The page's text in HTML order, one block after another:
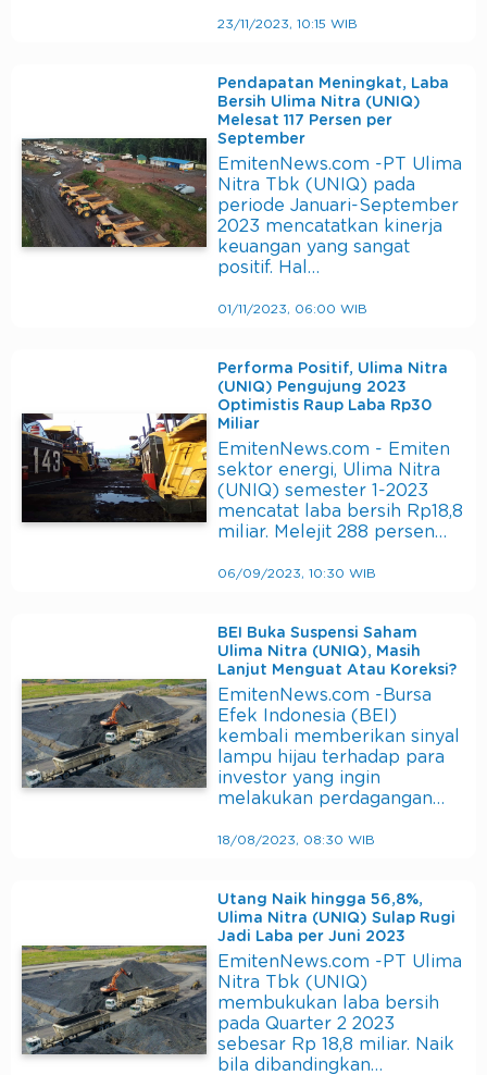
23/11/2023, 10:15 WIB
Pendapatan Meningkat, Laba
Bersih Ulima Nitra (UNIQ)
Melesat 117 Persen per
September
EmitenNews.com -PT Ulima
Nitra Tbk (UNIQ) pada
periode Januari-September
2023 mencatatkan kinerja
keuangan yang sangat
positif. Hal…
01/11/2023, 06:00 WIB
Performa Positif, Ulima Nitra
(UNIQ) Pengujung 2023
Optimistis Raup Laba Rp30
Miliar
EmitenNews.com - Emiten
sektor energi, Ulima Nitra
(UNIQ) semester 1-2023
mencatat laba bersih Rp18,8
miliar. Melejit 288 persen…
06/09/2023, 10:30 WIB
BEI Buka Suspensi Saham
Ulima Nitra (UNIQ), Masih
Lanjut Menguat Atau Koreksi?
EmitenNews.com -Bursa
Efek Indonesia (BEI)
kembali memberikan sinyal
lampu hijau terhadap para
investor yang ingin
melakukan perdagangan…
18/08/2023, 08:30 WIB
Utang Naik hingga 56,8%,
Ulima Nitra (UNIQ) Sulap Rugi
Jadi Laba per Juni 2023
EmitenNews.com -PT Ulima
Nitra Tbk (UNIQ)
membukukan laba bersih
pada Quarter 2 2023
sebesar Rp 18,8 miliar. Naik
bila dibandingkan…